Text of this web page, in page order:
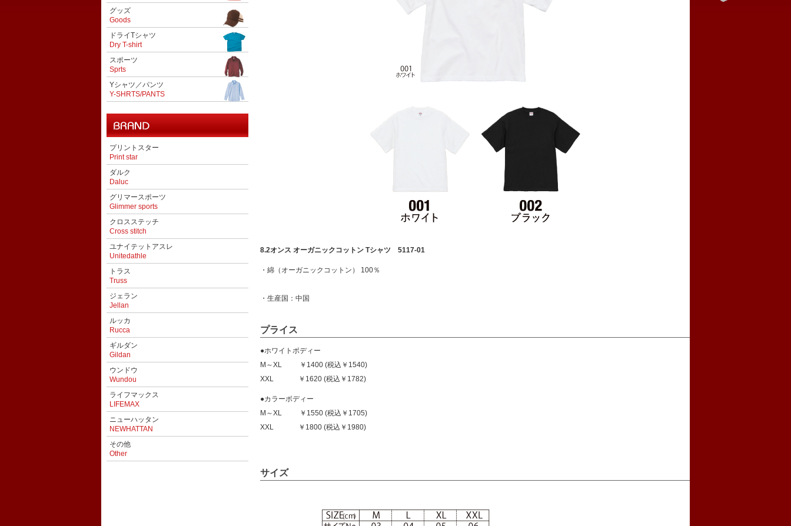
グッズ
Goods
ドライTシャツ
Dry T-shirt
スポーツ
Sprts
Yシャツ／パンツ
Y-SHRTS/PANTS
プリントスター
Print star
ダルク
Daluc
グリマースポーツ
Glimmer sports
クロスステッチ
Cross stitch
ユナイテットアスレ
Unitedathle
トラス
Truss
ジェラン
Jellan
ルッカ
Rucca
ギルダン
Gildan
ウンドウ
Wundou
ライフマックス
LIFEMAX
ニューハッタン
NEWHATTAN
その他
Other
8.2オンス オーガニックコットン Tシャツ 5117-01
・綿（オーガニックコットン） 100％
・生産国：中国
プライス
●ホワイトボディー
M～XL ￥1400 (税込￥1540)
XXL ￥1620 (税込￥1782)
●カラーボディー
M～XL ￥1550 (税込￥1705)
XXL ￥1800 (税込￥1980)
サイズ